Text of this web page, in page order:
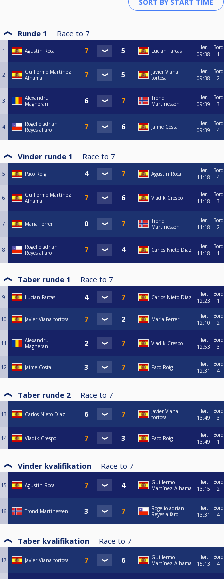
Runde 1 Race to 7
1 Agustín Roca Lucian Farcas
lør.
09:38
Bord
1
2
Guillermo Martínez
Alhama
Javier Viana
tortosa
lør.
09:38
Bord
2
3
Alexandru
Magheran
Trond
Martinessen
lør.
09:39
Bord
3
4
Rogelio adrian
Reyes alfaro
Jaime Costa
lør.
09:39
Bord
4
Vinder runde 1 Race to 7
5 Paco Roig Agustín Roca
lør.
11:18
Bord
4
6
Guillermo Martínez
Alhama
Vladik Crespo
lør.
11:18
Bord
3
7 Maria Ferrer
Trond
Martinessen
lør.
11:18
Bord
2
8
Rogelio adrian
Reyes alfaro
Carlos Nieto Diaz
lør.
11:18
Bord
1
Taber runde 1 Race to 7
9 Lucian Farcas Carlos Nieto Diaz
lør.
12:23
Bord
1
10 Javier Viana tortosa Maria Ferrer
lør.
12:10
Bord
2
11
Alexandru
Magheran
Vladik Crespo
lør.
12:53
Bord
3
12 Jaime Costa Paco Roig
lør.
12:31
Bord
4
Taber runde 2 Race to 7
13 Carlos Nieto Diaz
Javier Viana
tortosa
lør.
13:49
Bord
3
14 Vladik Crespo Paco Roig
lør.
13:49
Bord
1
Vinder kvalifikation Race to 7
15 Agustín Roca
Guillermo
Martínez Alhama
lør.
13:15
Bord
2
16 Trond Martinessen
Rogelio adrian
Reyes alfaro
lør.
13:31
Bord
4
Taber kvalifikation Race to 7
17 Javier Viana tortosa
Guillermo
Martínez Alhama
lør.
15:13
Bord
4